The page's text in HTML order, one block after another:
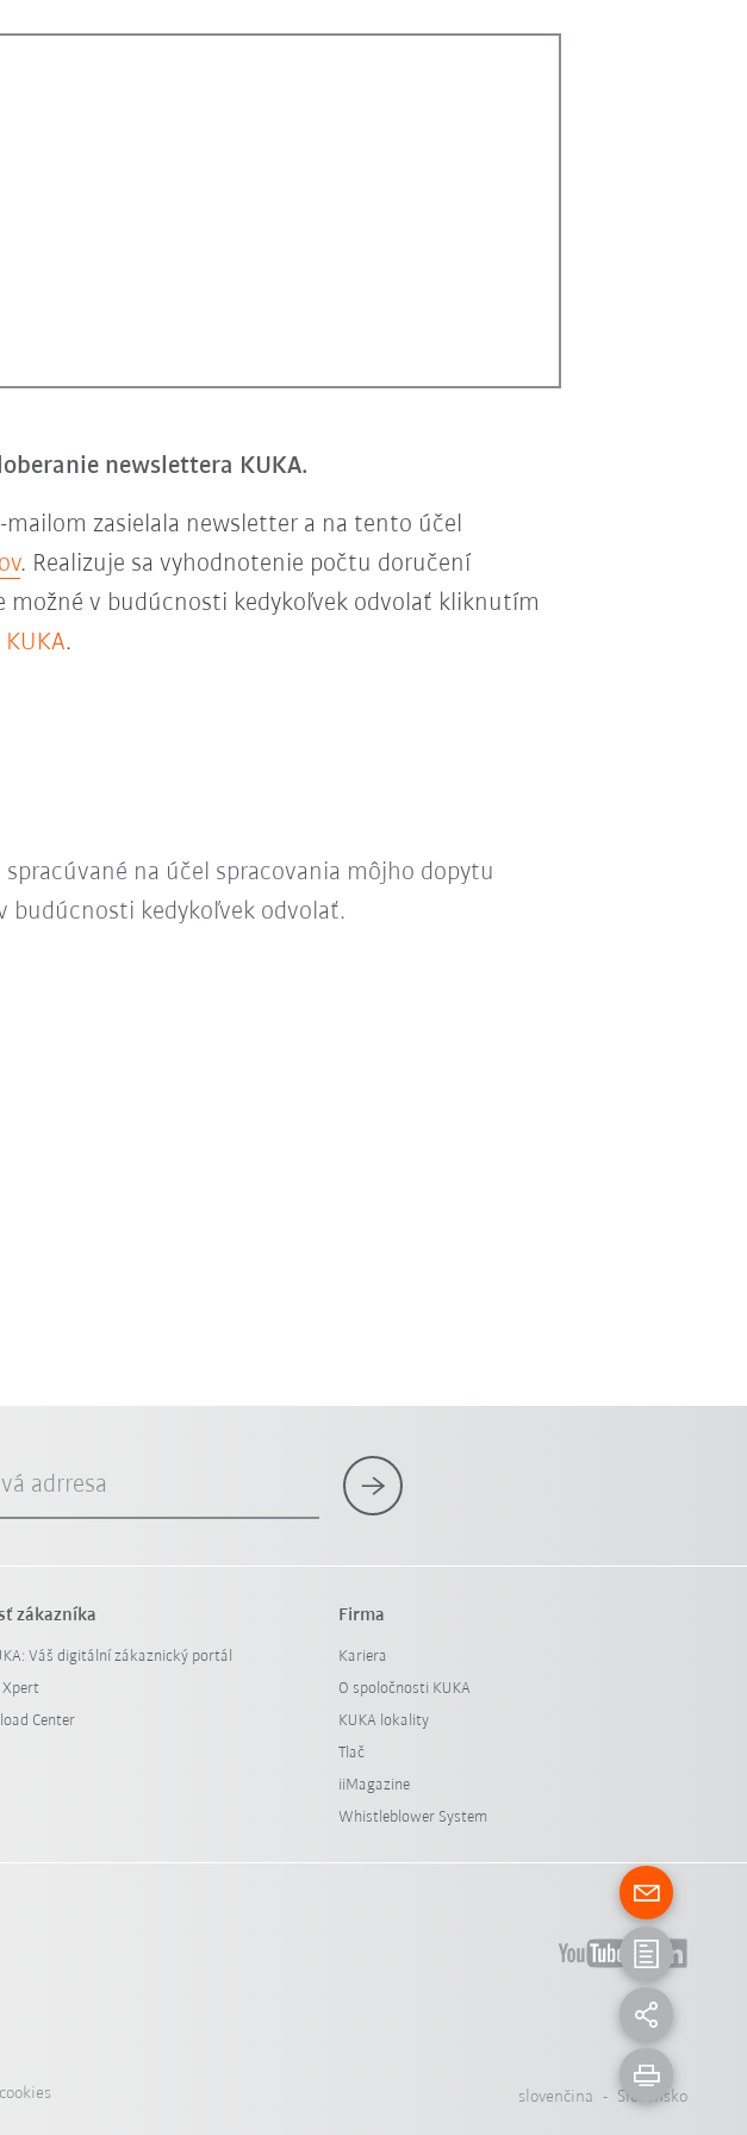
newslettera KUKA.
zasielala newsletter a na tento účel
. Realizuje sa vyhodnotenie počtu doručení
možné v budúcnosti kedykoľvek odvolať kliknutím
.
na účel spracovania môjho dopytu
budúcnosti kedykoľvek odvolať.
adrresa
zákazníka
Váš digitální zákaznický portál
Xpert
Center
Firma
Kariera
O spoločnosti KUKA
KUKA lokality
Tlač
iiMagazine
Whistleblower System
slovenčina - Slovensko